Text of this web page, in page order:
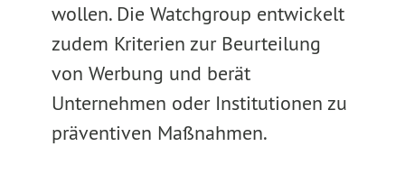
wollen. Die Watchgroup entwickelt
zudem Kriterien zur Beurteilung
von Werbung und berät
Unternehmen oder Institutionen zu
präventiven Maßnahmen.